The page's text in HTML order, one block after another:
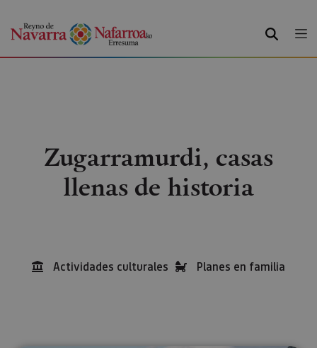
BUSCAR
Zugarramurdi, casas
llenas de historia
Actividades culturales Planes en familia